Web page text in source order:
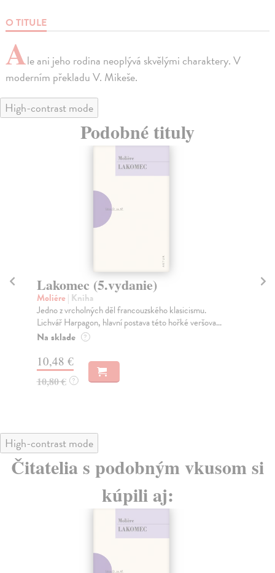
O TITULE
Ale ani jeho rodina neoplývá skvělými charaktery. V
moderním překladu V. Mikeše.
High-contrast mode
Podobné tituly
Lakomec (5.vydanie)
Moliére | Kniha
Jedno z vrcholných děl francouzského klasicismu.
Lichvář Harpagon, hlavní postava této hořké veršova...
Na sklade ?
10,48 €
10,80 € ?
High-contrast mode
Čitatelia s podobným vkusom si
kúpili aj: